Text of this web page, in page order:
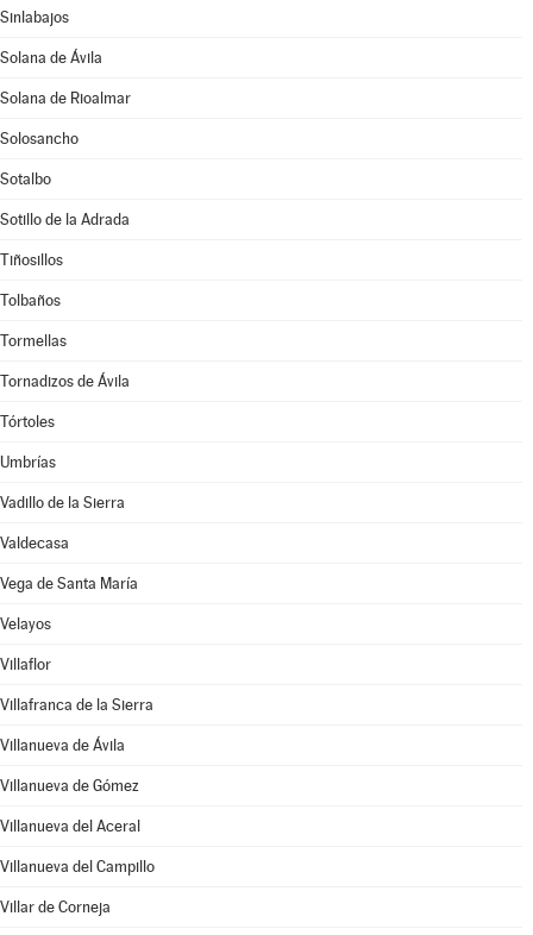
Sinlabajos
Solana de Ávila
Solana de Rioalmar
Solosancho
Sotalbo
Sotillo de la Adrada
Tiñosillos
Tolbaños
Tormellas
Tornadizos de Ávila
Tórtoles
Umbrías
Vadillo de la Sierra
Valdecasa
Vega de Santa María
Velayos
Villaflor
Villafranca de la Sierra
Villanueva de Ávila
Villanueva de Gómez
Villanueva del Aceral
Villanueva del Campillo
Villar de Corneja